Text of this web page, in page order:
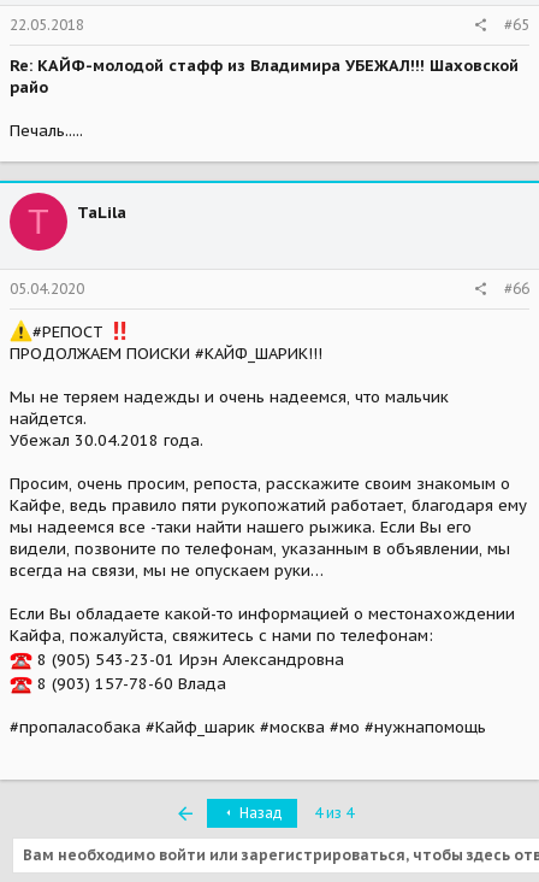
22.05.2018 #65
Re: КАЙФ-молодой стафф из Владимира УБЕЖАЛ!!! Шаховской
райо
Печаль.....
T TaLila
05.04.2020 #66
#РЕПОСТ
ПРОДОЛЖАЕМ ПОИСКИ #КАЙФ_ШАРИК!!!
Мы не теряем надежды и очень надеемся, что мальчик
найдется.
Убежал 30.04.2018 года.
Просим, очень просим, репоста, расскажите своим знакомым о
Кайфе, ведь правило пяти рукопожатий работает, благодаря ему
мы надеемся все -таки найти нашего рыжика. Если Вы его
видели, позвоните по телефонам, указанным в объявлении, мы
всегда на связи, мы не опускаем руки…
Если Вы обладаете какой-то информацией о местонахождении
Кайфа, пожалуйста, свяжитесь с нами по телефонам:
8 (905) 543-23-01 Ирэн Александровна
8 (903) 157-78-60 Влада
#пропаласобака #Кайф_шарик #москва #мо #нужнапомощь
ПервыйНазад 4 из 4
Вам необходимо войти или зарегистрироваться, чтобы здесь